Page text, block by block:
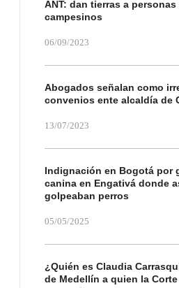
ANT: dan tierras a
campesinos
06/09/2023
Abogados señalan como
convenios ente alcaldía de
13/07/2023
Indignación en Bogotá por
canina en Engativá donde
golpeaban perros
05/05/2025
¿Quién es Claudia
de Medellín a quien la